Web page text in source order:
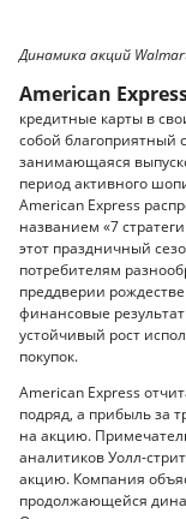
Динамика акций
American
кредитные карты в
собой благоприятный
занимающаяся
период активного
American Express
названием «7
этот праздничный
потребителям
преддверии
финансовые
устойчивый рост
покупок.
American Express
подряд, а прибыль за
на акцию.
аналитиков Уолл-
акцию. Компания
продолжающейся